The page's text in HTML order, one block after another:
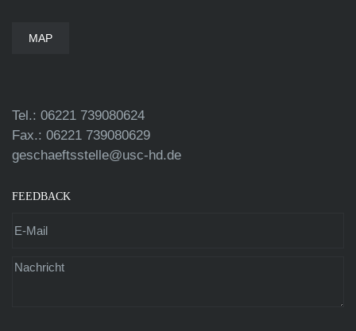
MAP
Tel.: 06221 739080624
Fax.: 06221 739080629
geschaeftsstelle@usc-hd.de
FEEDBACK